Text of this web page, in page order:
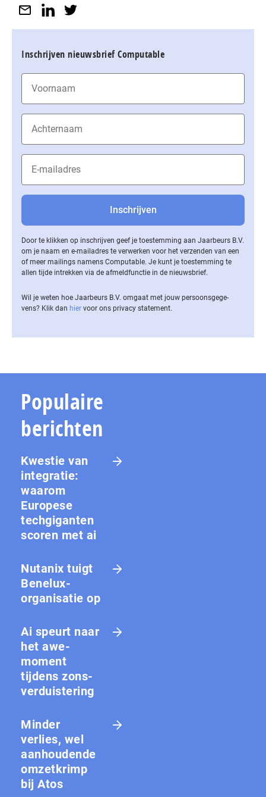
Inschrijven nieuwsbrief Computable
Door te klikken op inschrijven geef je toestemming aan Jaarbeurs B.V.
om je naam en e-mailadres te verwerken voor het verzenden van een
of meer mailings namens Computable. Je kunt je toestemming te
allen tijde intrekken via de af­meld­func­tie in de nieuwsbrief.
Wil je weten hoe Jaarbeurs B.V. omgaat met jouw per­soons­ge­ge­
vens? Klik dan hier voor ons privacy statement.
Populaire
berichten
Kwestie van
integratie:
waarom
Europese
techgiganten
scoren met ai
Nutanix tuigt
Benelux-
organisatie op
Ai speurt naar
het awe-
moment
tijdens zons­
ver­duis­te­ring
Minder
verlies, wel
aanhoudende
omzetkrimp
bij Atos